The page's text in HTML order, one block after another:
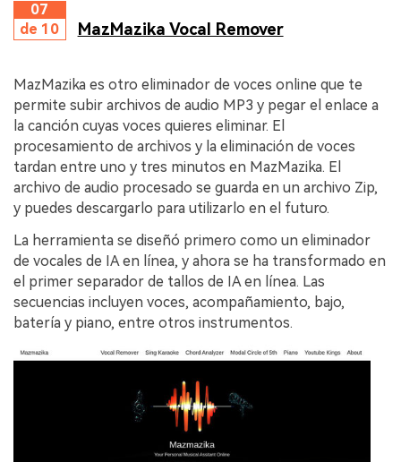
07
de 10
MazMazika Vocal Remover
MazMazika es otro eliminador de voces online que te
permite subir archivos de audio MP3 y pegar el enlace a
la canción cuyas voces quieres eliminar. El
procesamiento de archivos y la eliminación de voces
tardan entre uno y tres minutos en MazMazika. El
archivo de audio procesado se guarda en un archivo Zip,
y puedes descargarlo para utilizarlo en el futuro.
La herramienta se diseñó primero como un eliminador
de vocales de IA en línea, y ahora se ha transformado en
el primer separador de tallos de IA en línea. Las
secuencias incluyen voces, acompañamiento, bajo,
batería y piano, entre otros instrumentos.